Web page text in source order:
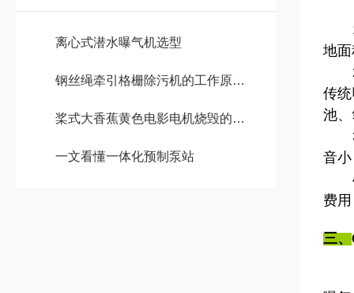
离心式潜水曝气机选型
钢丝绳牵引格栅除污机的工作原理其实挺直观的
桨式大香蕉黄色电影电机烧毁的原因及缓解方法
一文看懂一体化预制泵站
1
地
2
传
池
3
音
4
费
三、